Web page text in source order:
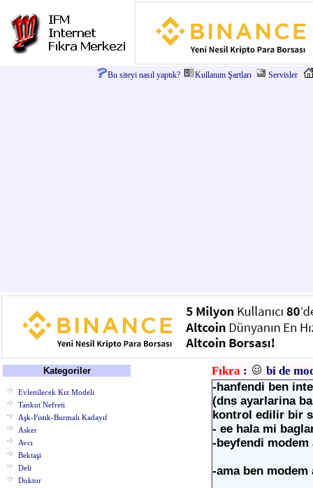
Bu siteyi nasıl yaptık? Kullanım Şartları Servisler
Kategoriler
Evlenilecek Kız Modeli
Tankut Nefreti
Aşk-Fıstık-Burmalı Kadayıf
Asker
Avcı
Bektaşi
Deli
Doktor
Fıkra :
bi de
-hanfendi ben
(dns ayarlarina
kontrol edilir bir
- ee hala mi
-beyfendi
-ama ben